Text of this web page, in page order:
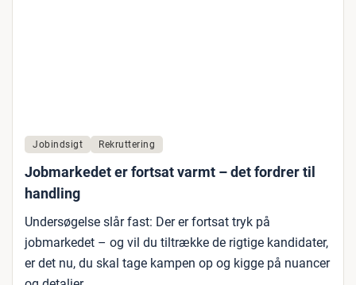
Jobindsigt Rekruttering
Jobmarkedet er fortsat varmt – det fordrer til
handling
Undersøgelse slår fast: Der er fortsat tryk på
jobmarkedet – og vil du tiltrække de rigtige kandidater,
er det nu, du skal tage kampen op og kigge på nuancer